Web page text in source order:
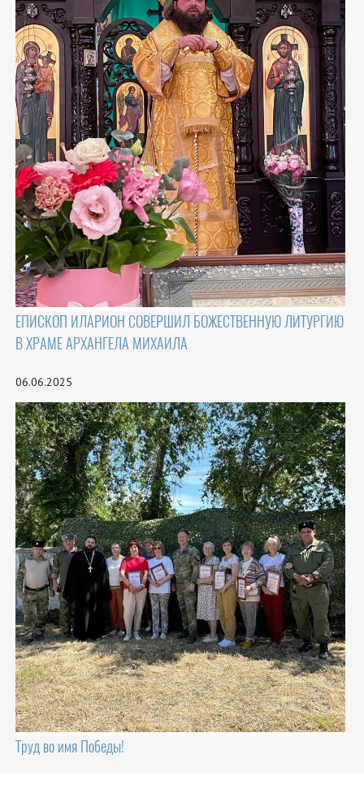
ЕПИСКОП ИЛАРИОН СОВЕРШИЛ БОЖЕСТВЕННУЮ ЛИТУРГИЮ
В ХРАМЕ АРХАНГЕЛА МИХАИЛА
06.06.2025
Труд во имя Победы!